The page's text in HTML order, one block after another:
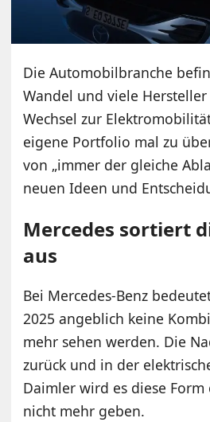
Die Automobilbranche
Wandel und viele
Wechsel zur
eigene Portfolio mal zu
von „immer der gleiche
neuen Ideen und
Mercedes sortiert
aus
Bei Mercedes-Benz
2025 angeblich keine
mehr sehen werden. Die
zurück und in der
Daimler wird es diese Form
nicht mehr geben.